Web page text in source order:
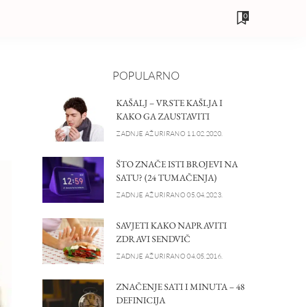
0
POPULARNO
KAŠALJ – VRSTE KAŠLJA I
KAKO GA ZAUSTAVITI
ZADNJE AŽURIRANO 11.02.2020.
ŠTO ZNAČE ISTI BROJEVI NA
SATU? (24 TUMAČENJA)
ZADNJE AŽURIRANO 05.04.2023.
SAVJETI KAKO NAPRAVITI
ZDRAVI SENDVIČ
ZADNJE AŽURIRANO 04.05.2016.
ZNAČENJE SATI I MINUTA – 48
DEFINICIJA